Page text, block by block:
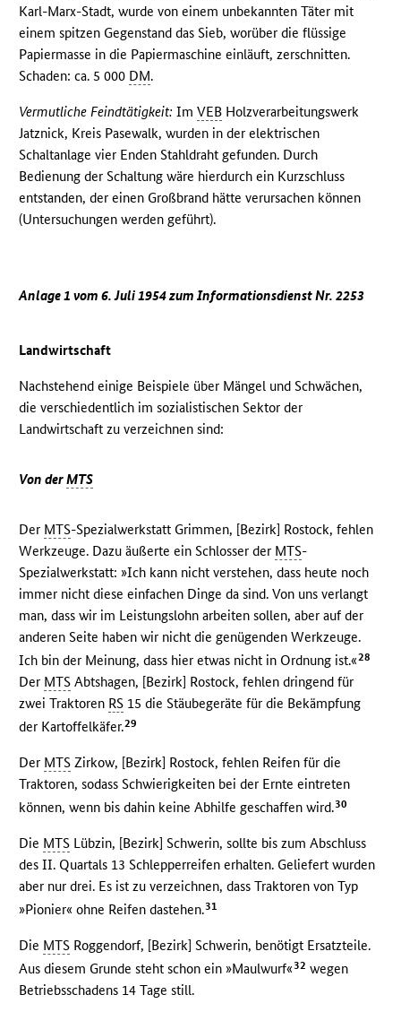
Karl-Marx-Stadt, wurde von einem unbekannten Täter mit
einem spitzen Gegenstand das Sieb, worüber die flüssige
Papiermasse in die Papiermaschine einläuft, zerschnitten.
Schaden: ca. 5 000 DM.
Vermutliche Feindtätigkeit: ImVEB Holzverarbeitungswerk
Jatznick, Kreis Pasewalk, wurden in der elektrischen
Schaltanlage vier Enden Stahldraht gefunden. Durch
Bedienung der Schaltung wäre hierdurch ein Kurzschluss
entstanden, der einen Großbrand hätte verursachen können
(Untersuchungen werden geführt).
Anlage 1 vom 6. Juli 1954 zum Informationsdienst Nr. 2253
Landwirtschaft
Nachstehend einige Beispiele über Mängel und Schwächen,
die verschiedentlich im sozialistischen Sektor der
Landwirtschaft zu verzeichnen sind:
Von derMTS
Der MTS-Spezialwerkstatt Grimmen, [Bezirk] Rostock, fehlen
Werkzeuge. Dazu äußerte ein Schlosser der MTS-
Spezialwerkstatt: »Ich kann nicht verstehen, dass heute noch
immer nicht diese einfachen Dinge da sind. Von uns verlangt
man, dass wir im Leistungslohn arbeiten sollen, aber auf der
anderen Seite haben wir nicht die genügenden Werkzeuge.
Ich bin der Meinung, dass hier etwas nicht in Ordnung ist.«28
Der MTS Abtshagen, [Bezirk] Rostock, fehlen dringend für
zwei Traktoren RS 15 die Stäubegeräte für die Bekämpfung
der Kartoffelkäfer.29
Der MTS Zirkow, [Bezirk] Rostock, fehlen Reifen für die
Traktoren, sodass Schwierigkeiten bei der Ernte eintreten
können, wenn bis dahin keine Abhilfe geschaffen wird.30
Die MTS Lübzin, [Bezirk] Schwerin, sollte bis zum Abschluss
des II. Quartals 13 Schlepperreifen erhalten. Geliefert wurden
aber nur drei. Es ist zu verzeichnen, dass Traktoren von Typ
»Pionier« ohne Reifen dastehen.31
Die MTS Roggendorf, [Bezirk] Schwerin, benötigt Ersatzteile.
Aus diesem Grunde steht schon ein »Maulwurf« 32 wegen
Betriebsschadens 14 Tage still.